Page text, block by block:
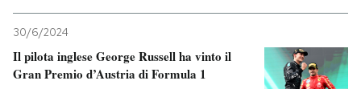
30/6/2024
Il pilota inglese George Russell ha vinto il
Gran Premio d’Austria di Formula 1